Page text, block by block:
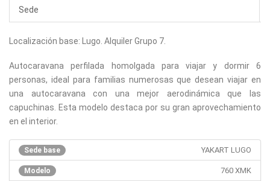
Sede
Localización base: Lugo. Alquiler Grupo 7.
Autocaravana perfilada homolgada para viajar y dormir 6
personas, ideal para familias numerosas que desean viajar en
una autocaravana con una mejor aerodinámica que las
capuchinas. Esta modelo destaca por su gran aprovechamiento
en el interior.
Sede base YAKART LUGO
Modelo 760 XMK